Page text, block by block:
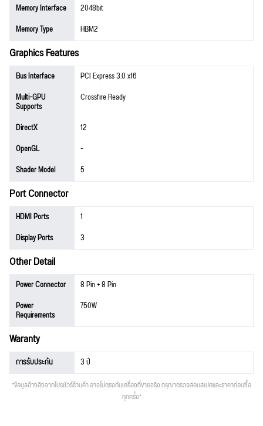
Memory Interface
2048bit
Memory Type
HBM2
Graphics Features
Bus Interface
PCI Express 3.0 x16
Multi-GPU
Supports
Crossfire Ready
DirectX
12
OpenGL
-
Shader Model
5
Port Connector
HDMI Ports
1
Display Ports
3
Other Detail
Power Connector
8 Pin + 8 Pin
Power
Requirements
750W
Waranty
การรับประกัน 3 ปี
*ข้อมูลอ้างอิงจากโปรชัวร์ร้านค้า อาจไม่ตรงกับเครื่องที่ขายจริง กรุณาตรวจสอบสเปคและราคาก่อนซื้อ
ทุกครั้ง*